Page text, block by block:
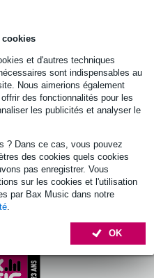
cookies
et d'autres techniques
sont indispensables au
Nous aimerions également
des fonctionnalités pour les
les publicités et analyser le
? Dans ce cas, vous pouvez
des cookies quels cookies
pas enregistrer. Vous
sur les cookies et l'utilisation
par Bax Music dans notre
OK
boîte de direct active
le fournisseur
au panier